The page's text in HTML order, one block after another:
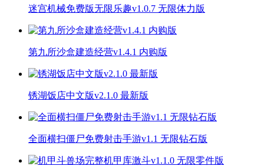
迷宫机械免费版无限乐趣v1.0.7 无限体力版
第九所沙盒建造经营v1.4.1 内购版
锈湖饭店中文版v2.1.0 最新版
全面横扫僵尸免费射击手游v1.1 无限钻石版